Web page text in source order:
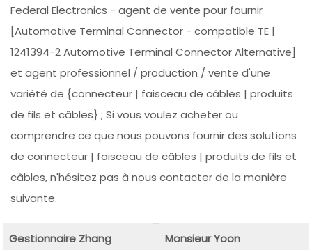
Federal Electronics - agent de vente pour fournir
[Automotive Terminal Connector - compatible TE |
1241394-2 Automotive Terminal Connector Alternative]
et agent professionnel / production / vente d'une
variété de {connecteur | faisceau de câbles | produits
de fils et câbles} ; Si vous voulez acheter ou
comprendre ce que nous pouvons fournir des solutions
de connecteur | faisceau de câbles | produits de fils et
câbles, n'hésitez pas à nous contacter de la manière
suivante.
Gestionnaire Zhang
Monsieur Yoon